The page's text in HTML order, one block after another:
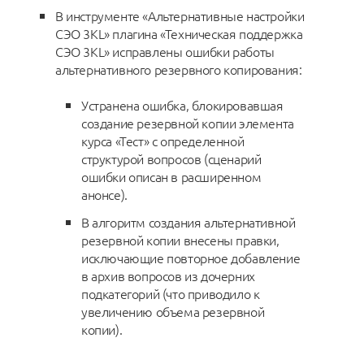
В инструменте «Альтернативные настройки
СЭО 3KL» плагина «Техническая поддержка
СЭО 3KL» исправлены ошибки работы
альтернативного резервного копирования:
Устранена ошибка, блокировавшая
создание резервной копии элемента
курса «Тест» с определенной
структурой вопросов (сценарий
ошибки описан в расширенном
анонсе).
В алгоритм создания альтернативной
резервной копии внесены правки,
исключающие повторное добавление
в архив вопросов из дочерних
подкатегорий (что приводило к
увеличению объема резервной
копии).